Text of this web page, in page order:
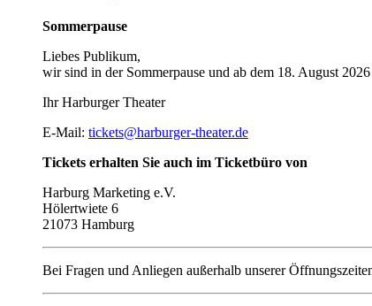
Sommerpause
Liebes Publikum,
wir sind in der Sommerpause und ab dem 18. August
Ihr Harburger Theater
E-Mail: tickets@harburger-theater.de
Tickets erhalten Sie auch im Ticketbüro von
Harburg Marketing e.V.
Hölertwiete 6
21073 Hamburg
Bei Fragen und Anliegen außerhalb unserer